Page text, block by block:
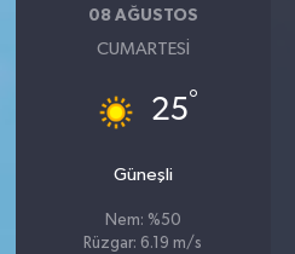
08 AĞUSTOS
CUMARTESI
25°
Güneşli
Nem: %50
Rüzgar: 6.19 m/s